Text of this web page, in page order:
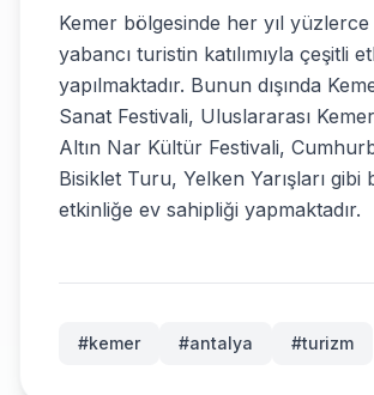
Kemer bölgesinde her yıl
yabancı turistin katılımıyla çeşitli
yapılmaktadır. Bunun dışında
Sanat Festivali, Uluslararası
Altın Nar Kültür Festivali,
Bisiklet Turu, Yelken Yarışları gibi
etkinliğe ev sahipliği yapmaktadır.
#kemer #antalya #turizm